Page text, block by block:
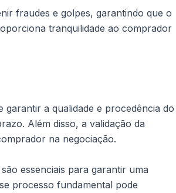
fraudes e golpes, garantindo que o
tranquilidade ao comprador
a qualidade e procedência do
Além disso, a validação da
na negociação.
essenciais para garantir uma
processo fundamental pode